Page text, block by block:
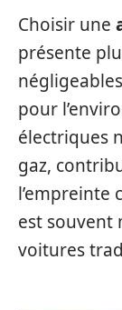
Choisir une
présente
pour
électriques
gaz,
l’empreinte
est souvent
voitures